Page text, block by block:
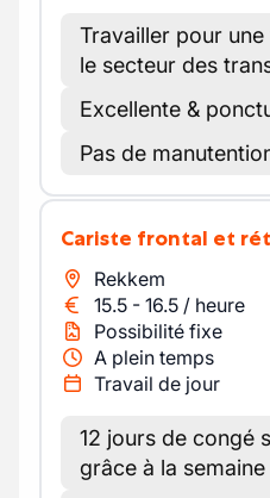
Travailler pour
le secteur des
Excellente &
Pas de
Cariste frontal et
Rekkem
15.5 - 16.5 / heure
Possibilité fixe
A plein temps
Travail de jour
12 jours de congé
grâce à la